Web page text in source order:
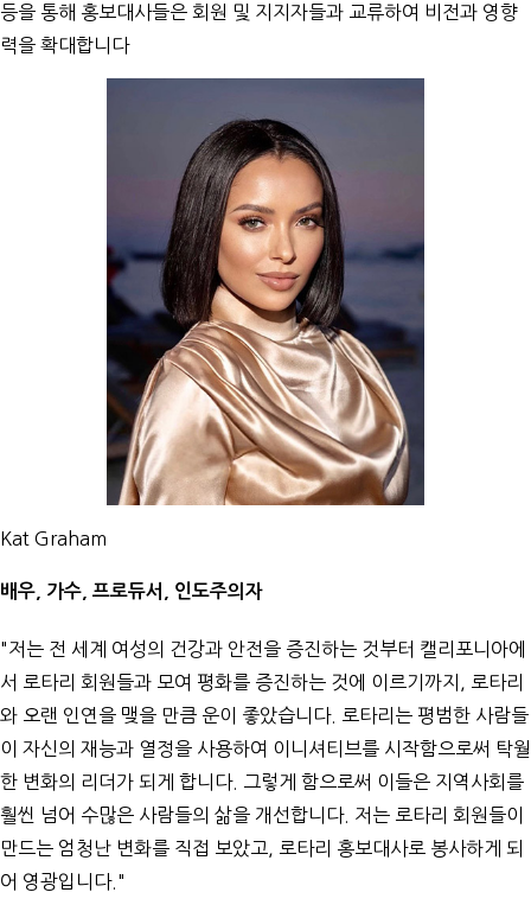
등을 통해 홍보대사들은 회원 및 지지자들과 교류하여 비전과 영향
력을 확대합니다
Kat Graham
배우, 가수, 프로듀서, 인도주의자
"저는 전 세계 여성의 건강과 안전을 증진하는 것부터 캘리포니아에
서 로타리 회원들과 모여 평화를 증진하는 것에 이르기까지, 로타리
와 오랜 인연을 맺을 만큼 운이 좋았습니다. 로타리는 평범한 사람들
이 자신의 재능과 열정을 사용하여 이니셔티브를 시작함으로써 탁월
한 변화의 리더가 되게 합니다. 그렇게 함으로써 이들은 지역사회를
훨씬 넘어 수많은 사람들의 삶을 개선합니다. 저는 로타리 회원들이
만드는 엄청난 변화를 직접 보았고, 로타리 홍보대사로 봉사하게 되
어 영광입니다."